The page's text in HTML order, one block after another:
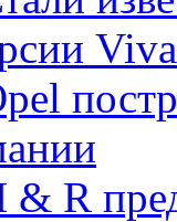
& R